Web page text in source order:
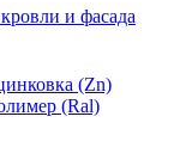
и фасада
(Zn)
(Ral)